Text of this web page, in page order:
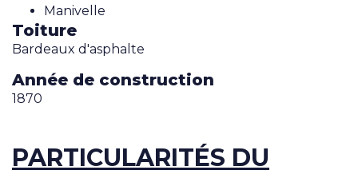
Manivelle
Toiture
Bardeaux d'asphalte
Année de construction
1870
PARTICULARITÉS DU